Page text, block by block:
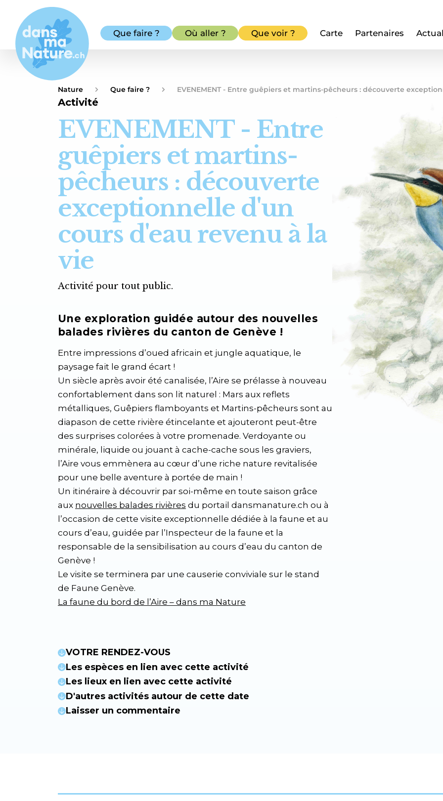
Que faire ? Où aller ? Que voir ? Carte Partenaires
Nature Que faire ? EVENEMENT - Entre guêpiers et martins-pêcheurs : découverte
Activité
EVENEMENT - Entre
guêpiers et martins-
pêcheurs : découverte
exceptionnelle d'un
cours d'eau revenu à la
vie
Activité pour tout public.
Une exploration guidée autour des nouvelles
balades rivières du canton de Genève !
Entre impressions d’oued africain et jungle aquatique, le
paysage fait le grand écart !
Un siècle après avoir été canalisée, l’Aire se prélasse à nouveau
confortablement dans son lit naturel : Mars aux reflets
métalliques, Guêpiers flamboyants et Martins-pêcheurs sont au
diapason de cette rivière étincelante et ajouteront peut-être
des surprises colorées à votre promenade. Verdoyante ou
minérale, liquide ou jouant à cache-cache sous les graviers,
l’Aire vous emmènera au cœur d’une riche nature revitalisée
pour une belle aventure à portée de main !
Un itinéraire à découvrir par soi-même en toute saison grâce
aux nouvelles balades rivières du portail dansmanature.ch ou à
l’occasion de cette visite exceptionnelle dédiée à la faune et au
cours d’eau, guidée par l’Inspecteur de la faune et la
responsable de la sensibilisation au cours d’eau du canton de
Genève !
Le visite se terminera par une causerie conviviale sur le stand
de Faune Genève.
La faune du bord de l’Aire – dans ma Nature
VOTRE RENDEZ-VOUS
Les espèces en lien avec cette activité
Les lieux en lien avec cette activité
D'autres activités autour de cette date
Laisser un commentaire